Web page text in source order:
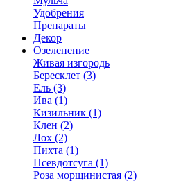
Удобрения
Препараты
Декор
Озеленение
Живая изгородь
Бересклет (3)
Ель (3)
Ива (1)
Кизильник (1)
Клен (2)
Лох (2)
Пихта (1)
Псевдотсуга (1)
Роза морщинистая (2)